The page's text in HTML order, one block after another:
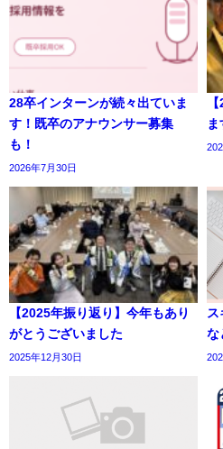
28卒インターンが続々出ていま
す！既卒のアナウンサー募集
も！
2026年7月30日
【2025年振り返り】今年もあり
がとうございました
2025年12月30日
ス
な